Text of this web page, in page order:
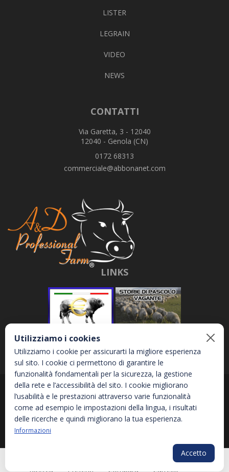
LISTER
LEGRAIN
VIDEO
NEWS
CONTATTI
Via Garetta, 3 - 12040
12040 - Genola (CN)
0172 68313
commerciale@abbonanet.com
LINKS
Abbona e Daniele S.r.l. - Via Garetta, 3 - 12040 - Genola (CN) - P.IVA
02810870044
Privacy Policy
Ricerca Preferiti Compara Carrello
Utilizziamo i cookies
Utilizziamo i cookie per assicurarti la migliore esperienza
sul sito. I cookie ci permettono di garantire le
funzionalità fondamentali per la sicurezza, la gestione
della rete e l’accessibilità del sito. I cookie migliorano
l’usabilità e le prestazioni attraverso varie funzionalità
come ad esempio le impostazioni della lingua, i risultati
delle ricerche e quindi migliorano la tua esperienza.
Informazioni
Accetto